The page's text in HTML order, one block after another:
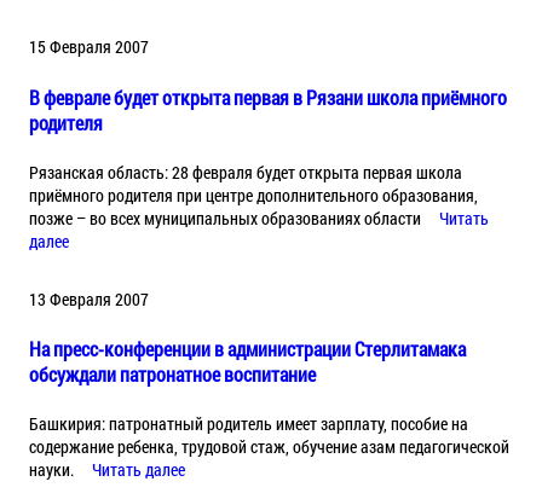
15 Февраля 2007
В феврале будет открыта первая в Рязани школа приёмного
родителя
Рязанская область: 28 февраля будет открыта первая школа
приёмного родителя при центре дополнительного образования,
позже – во всех муниципальных образованиях области
Читать
далее
13 Февраля 2007
На пресс-конференции в администрации Стерлитамака
обсуждали патронатное воспитание
Башкирия: патронатный родитель имеет зарплату, пособие на
содержание ребенка, трудовой стаж, обучение азам педагогической
науки.
Читать далее